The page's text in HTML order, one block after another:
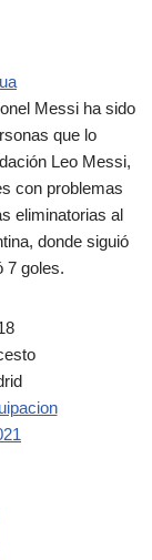
Messi ha sido
que lo
Leo Messi,
con problemas
eliminatorias al
donde siguió
7 goles.